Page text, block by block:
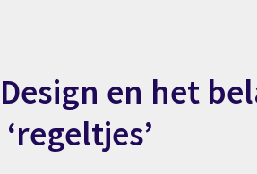
en het